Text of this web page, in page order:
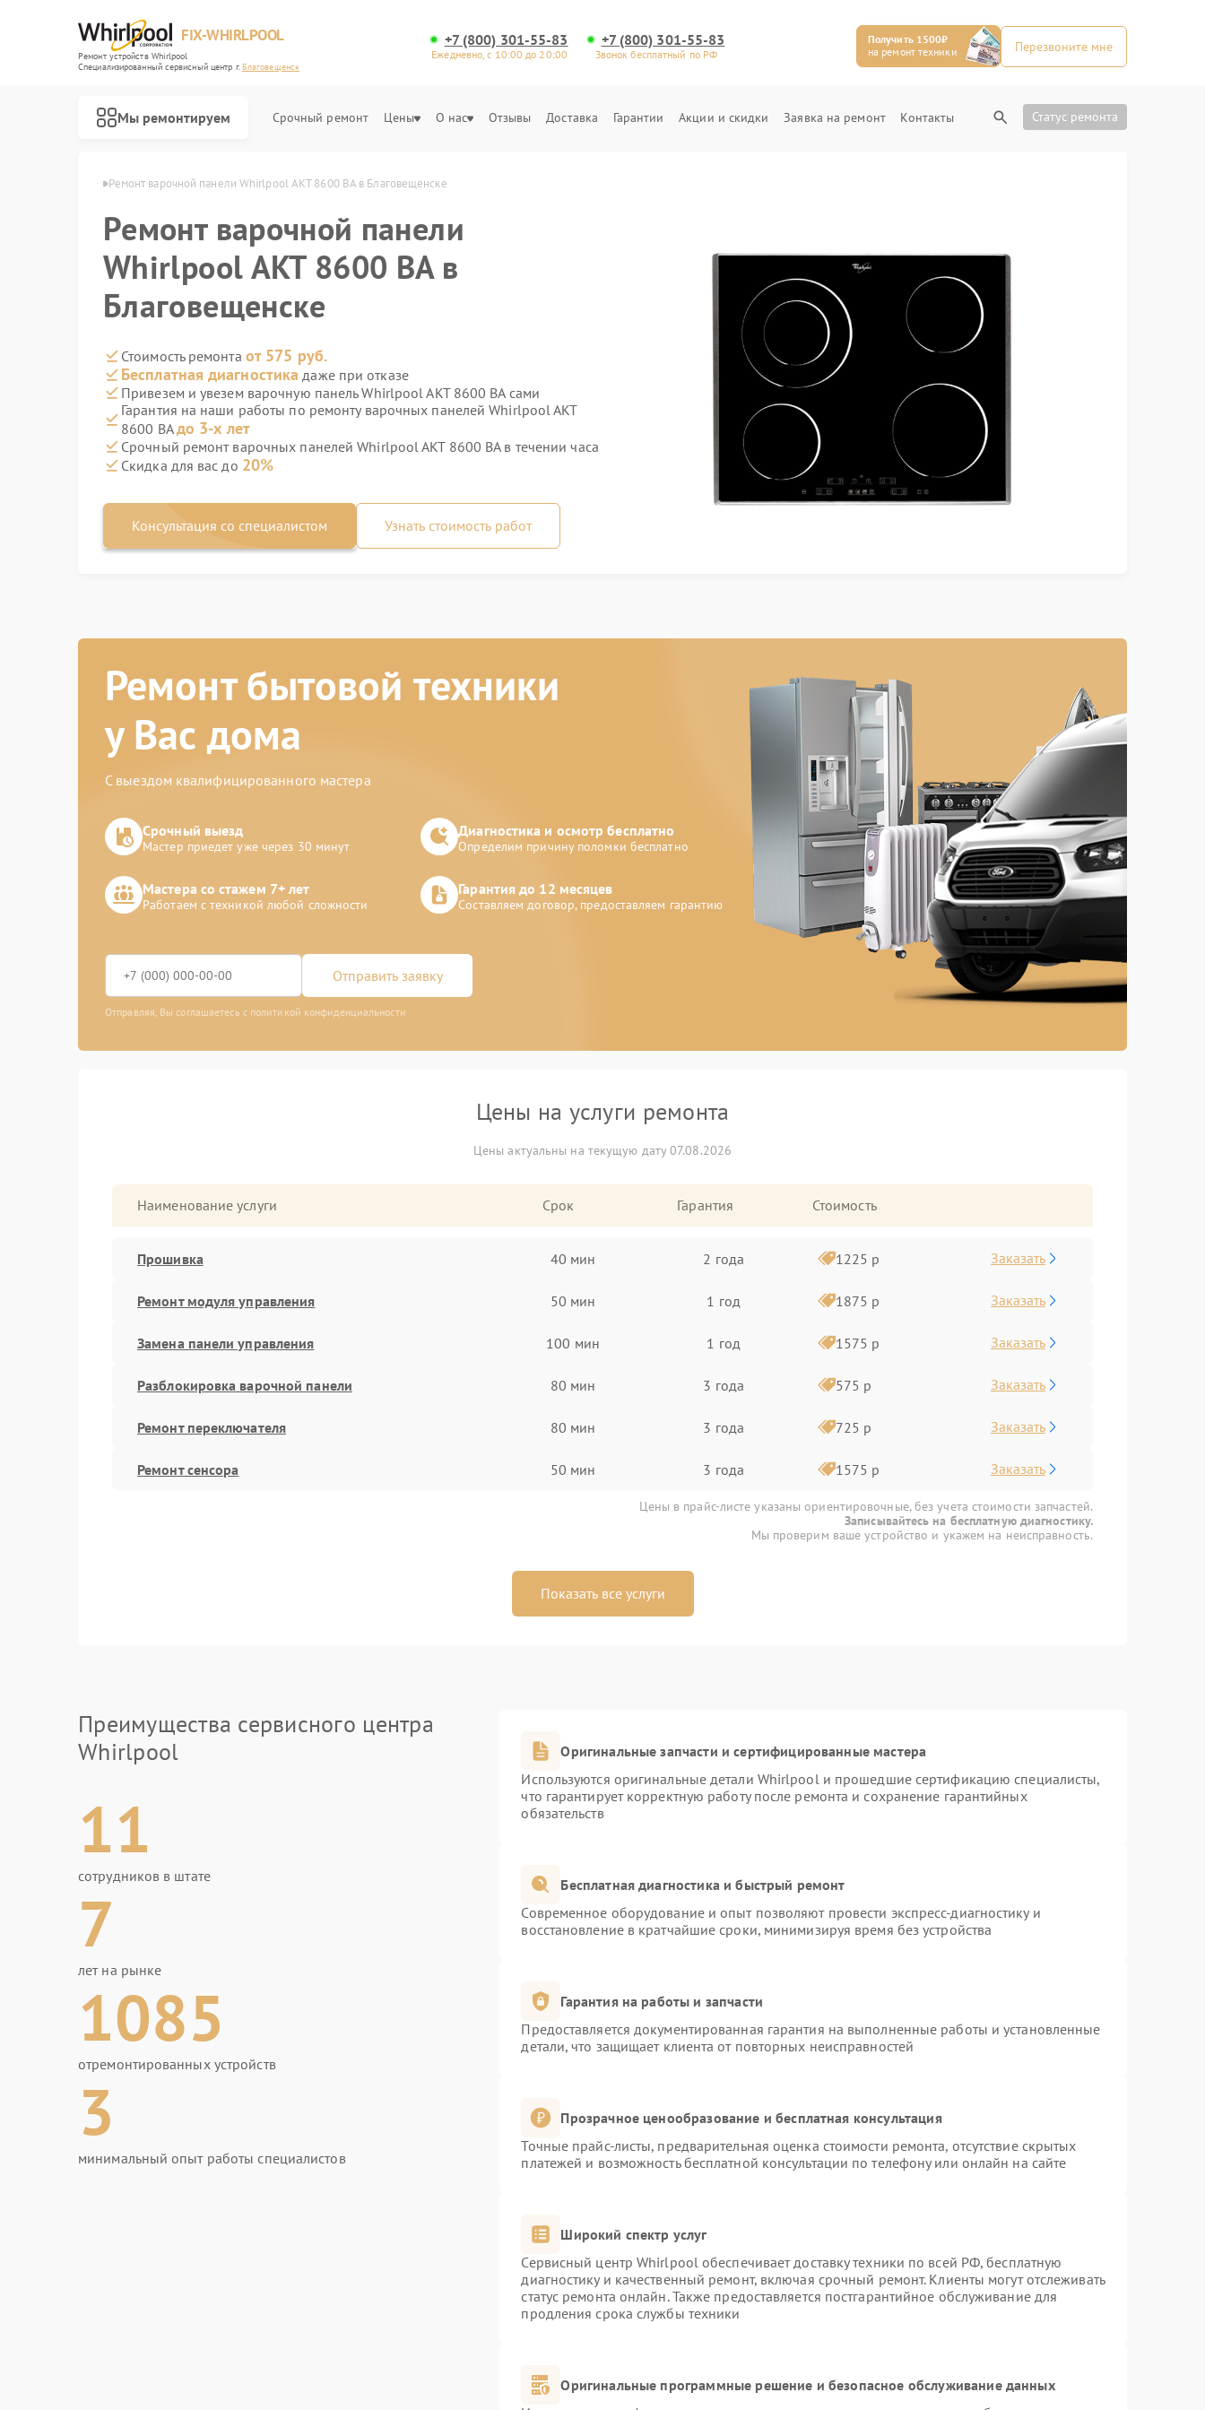
FIX-WHIRLPOOL
Ремонт устройств Whirlpool
Специализированный cервисный центр г. Благовещенск
+7 (800) 301-55-83
Ежедневно, с 10:00 до 20:00
+7 (800) 301-55-83
Звонок бесплатный по РФ
Получить 1500₽
на ремонт техники
Перезвоните мне
Мы ремонтируем Срочный ремонт Цены О нас Отзывы Доставка Гарантии Акции и скидки Заявка на ремонт Контакты Статус ремонта
Ремонт варочной панели Whirlpool AKT 8600 BA в Благовещенске
Ремонт варочной панели
Whirlpool AKT 8600 BA в
Благовещенске
Стоимость ремонта от 575 руб.
Бесплатная диагностика даже при отказе
Привезем и увезем варочную панель Whirlpool AKT 8600 BA сами
Гарантия на наши работы по ремонту варочных панелей Whirlpool AKT
8600 BAдо 3-х лет
Срочный ремонт варочных панелей Whirlpool AKT 8600 BA в течении часа
Скидка для вас до 20%
Консультация со специалистом Узнать стоимость работ
Ремонт бытовой техники
у Вас дома
С выездом квалифицированного мастера
Срочный выезд
Мастер приедет уже через 30 минут
Диагностика и осмотр бесплатно
Определим причину поломки бесплатно
Мастера со стажем 7+ лет
Работаем с техникой любой сложности
Гарантия до 12 месяцев
Составляем договор, предоставляем гарантию
Отправить заявку
Отправляя, Вы соглашаетесь с политикой конфиденциальности
Цены на услуги ремонта
Цены актуальны на текущую дату 07.08.2026
Наименование услуги Срок Гарантия Стоимость
Прошивка 40 мин 2 года 1225 р Заказать
Ремонт модуля управления 50 мин 1 год 1875 р Заказать
Замена панели управления 100 мин 1 год 1575 р Заказать
Разблокировка варочной панели 80 мин 3 года 575 р Заказать
Ремонт переключателя 80 мин 3 года 725 р Заказать
Ремонт сенсора 50 мин 3 года 1575 р Заказать
Цены в прайс-листе указаны ориентировочные, без учета стоимости запчастей.
Записывайтесь на бесплатную диагностику.
Мы проверим ваше устройство и укажем на неисправность.
Показать все услуги
Преимущества сервисного центра
Whirlpool
11
сотрудников в штате
7
лет на рынке
1085
отремонтированных устройств
3
минимальный опыт работы специалистов
Оригинальные запчасти и сертифицированные мастера
Используются оригинальные детали Whirlpool и прошедшие сертификацию специалисты,
что гарантирует корректную работу после ремонта и сохранение гарантийных
обязательств
Бесплатная диагностика и быстрый ремонт
Современное оборудование и опыт позволяют провести экспресс-диагностику и
восстановление в кратчайшие сроки, минимизируя время без устройства
Гарантия на работы и запчасти
Предоставляется документированная гарантия на выполненные работы и установленные
детали, что защищает клиента от повторных неисправностей
Прозрачное ценообразование и бесплатная консультация
Точные прайс-листы, предварительная оценка стоимости ремонта, отсутствие скрытых
платежей и возможность бесплатной консультации по телефону или онлайн на сайте
Широкий спектр услуг
Сервисный центр Whirlpool обеспечивает доставку техники по всей РФ, бесплатную
диагностику и качественный ремонт, включая срочный ремонт. Клиенты могут отслеживать
статус ремонта онлайн. Также предоставляется постгарантийное обслуживание для
продления срока службы техники
Оригинальные программные решение и безопасное обслуживание данных